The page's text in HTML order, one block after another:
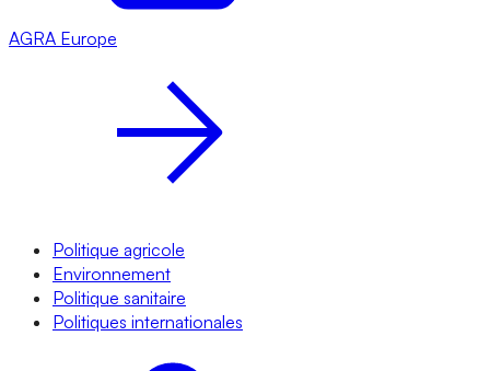
AGRA Europe
Politique agricole
Environnement
Politique sanitaire
Politiques internationales